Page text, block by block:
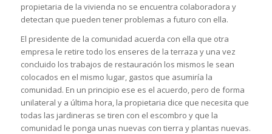
propietaria de la vivienda no se encuentra colaboradora y
detectan que pueden tener problemas a futuro con ella.
El presidente de la comunidad acuerda con ella que otra
empresa le retire todo los enseres de la terraza y una vez
concluido los trabajos de restauración los mismos le sean
colocados en el mismo lugar, gastos que asumiría la
comunidad. En un principio ese es el acuerdo, pero de forma
unilateral y a última hora, la propietaria dice que necesita que
todas las jardineras se tiren con el escombro y que la
comunidad le ponga unas nuevas con tierra y plantas nuevas.